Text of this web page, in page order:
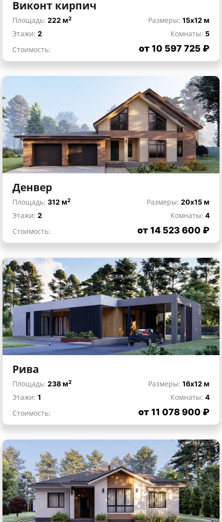
Виконт кирпич
Площадь: 222 м2 Размеры: 15x12 м
Этажи: 2 Комнаты: 5
Стоимость:
от 10 597 725 ₽
Денвер
Площадь: 312 м2 Размеры: 20x15 м
Этажи: 2 Комнаты: 4
Стоимость:
от 14 523 600 ₽
Рива
Площадь: 238 м2 Размеры: 16x12 м
Этажи: 1 Комнаты: 4
Стоимость:
от 11 078 900 ₽